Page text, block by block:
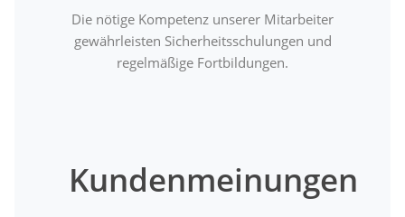
Die nötige Kompetenz unserer Mitarbeiter
gewährleisten Sicherheitsschulungen und
regelmäßige Fortbildungen.
Kundenmeinungen